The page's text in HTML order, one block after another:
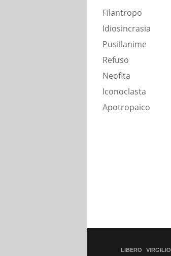
Filantropo
Idiosincrasia
Pusillanime
Refuso
Neofita
Iconoclasta
Apotropaico
LIBERO VIRGILIO